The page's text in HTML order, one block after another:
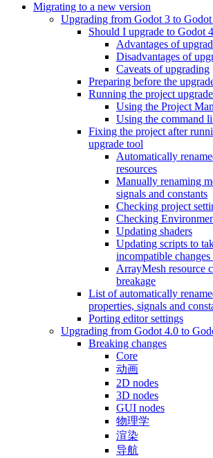
Migrating to a new version
Upgrading from Godot 3 to
Should I upgrade to Godot
Advantages of
Disadvantages of
Caveats of upgrading
Preparing before the
Running the project
Using the Project
Using the command
Fixing the project after
upgrade tool
Automatically
resources
Manually renaming
signals and constants
Checking project
Checking
Updating shaders
Updating scripts to
incompatible
ArrayMesh resource
breakage
List of automatically
properties, signals and
Porting editor settings
Upgrading from Godot 4.0 to
Breaking changes
Core
动画
2D nodes
3D nodes
GUI nodes
物理学
渲染
导航